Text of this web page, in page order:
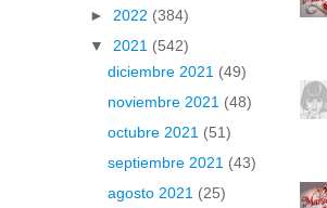
► 2022 (384)
▼ 2021 (542)
diciembre 2021 (49)
noviembre 2021 (48)
octubre 2021 (51)
septiembre 2021 (43)
agosto 2021 (25)